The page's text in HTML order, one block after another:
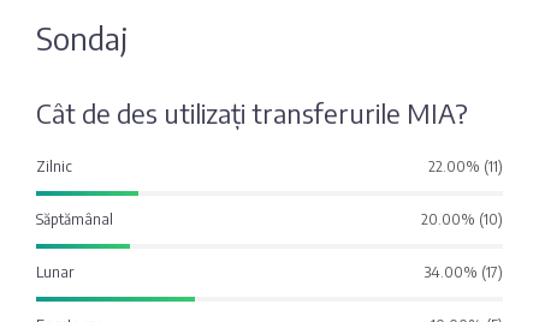
Joburi
zilei
Citatul
zilei
Depozite
FinComBank
Maib
întrebare?
Sondaj
Cât de des utilizați transferurile MIA?
22.00% (11)
Zilnic
20.00% (10)
Săptămânal
34.00% (17)
Lunar